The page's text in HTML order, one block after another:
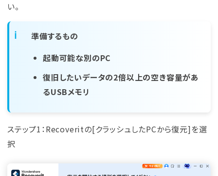
Repairit – 写真修復AIアプリ
高精度な復元技術
ブラウザで体験
い。
準備するもの
起動可能な別のPC
復旧したいデータの2倍以上の空き容量があ
るUSBメモリ
ステップ1：Recoveritの[クラッシュしたPCから復元]を選
択